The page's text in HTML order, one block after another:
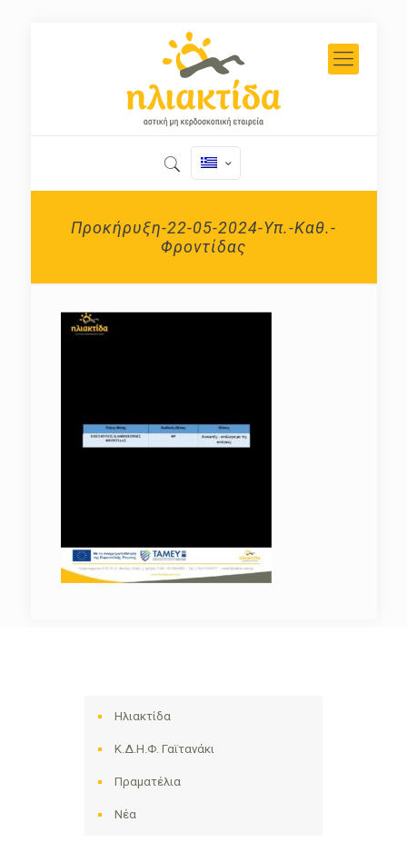
Προκήρυξη-22-05-2024-Υπ.-Καθ.-
Φροντίδας
Ηλιακτίδα
Κ.Δ.Η.Φ. Γαϊτανάκι
Πραματέλια
Νέα